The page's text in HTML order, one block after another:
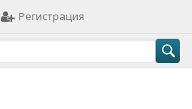
Регистрация